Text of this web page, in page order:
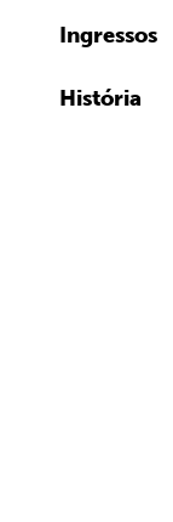
Ingressos
História